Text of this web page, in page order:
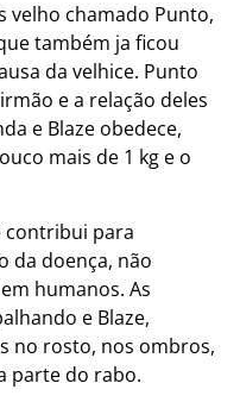
velho chamado Punto,
também ja ficou
da velhice. Punto
e a relação deles
e Blaze obedece,
mais de 1 kg e o
contribui para
da doença, não
humanos. As
e Blaze,
no rosto, nos ombros,
parte do rabo.